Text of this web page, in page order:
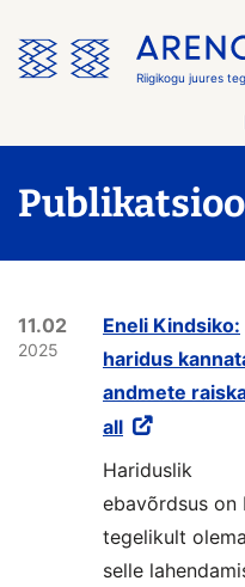
menüü
vahele
Riigikogu juures
11.02
2025
Eneli Kindsiko:
haridus
andmete
all
Hariduslik
ebavõrdsus on
tegelikult
selle